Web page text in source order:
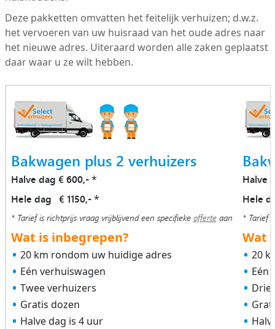
Deze pakketten omvatten het feitelijk verhuizen; d.w.z.
het vervoeren van uw huisraad van het oude adres naar
het nieuwe adres. Uiteraard worden alle zaken geplaatst
daar waar u ze wilt hebben.
Bakwagen plus 2 verhuizers
Halve dag € 600,-*
Hele dag € 1150,-*
* Tarief is richtprijs vraag vrijblijvend een specifieke offerteaan
Wat is inbegrepen?
20 km rondom uw huidige adres
Eén verhuiswagen
Twee verhuizers
Gratis dozen
Halve dag is 4 uur
Halve
Hele
* Tarief
Wat
20
Eén
Drie